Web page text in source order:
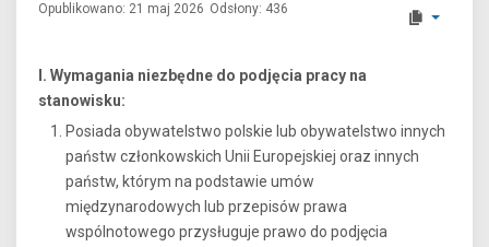
Opublikowano: 21 maj 2026 Odsłony: 436
I. Wymagania niezbędne do podjęcia pracy na
stanowisku:
Posiada obywatelstwo polskie lub obywatelstwo innych
państw członkowskich Unii Europejskiej oraz innych
państw, którym na podstawie umów
międzynarodowych lub przepisów prawa
wspólnotowego przysługuje prawo do podjęcia